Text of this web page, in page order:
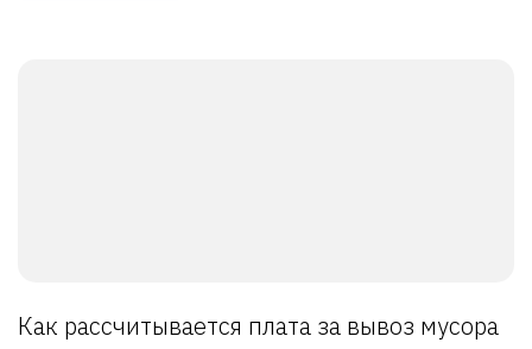
Как рассчитывается плата за вывоз мусора